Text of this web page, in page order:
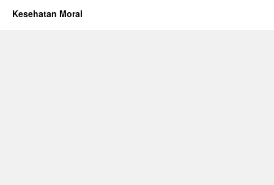
Kesehatan Moral